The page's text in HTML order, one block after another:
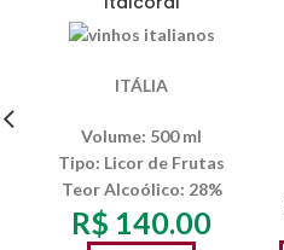
ITÁLIA
Volume: 500 ml
Tipo: Licor de Frutas
Teor Alcoólico: 28%
R$ 140.00